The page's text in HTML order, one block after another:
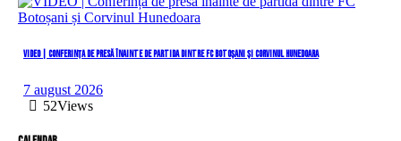
VIDEO | Conferința de presă înainte de partida dintre FC Botoșani și Corvinul Hunedoara
7 august 2026
52Views